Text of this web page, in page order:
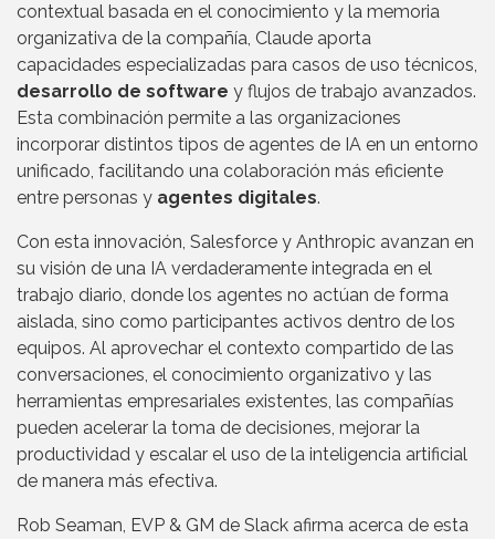
contextual basada en el conocimiento y la memoria
organizativa de la compañía, Claude aporta
capacidades especializadas para casos de uso técnicos,
desarrollo de software y flujos de trabajo avanzados.
Esta combinación permite a las organizaciones
incorporar distintos tipos de agentes de IA en un entorno
unificado, facilitando una colaboración más eficiente
entre personas y agentes digitales.
Con esta innovación, Salesforce y Anthropic avanzan en
su visión de una IA verdaderamente integrada en el
trabajo diario, donde los agentes no actúan de forma
aislada, sino como participantes activos dentro de los
equipos. Al aprovechar el contexto compartido de las
conversaciones, el conocimiento organizativo y las
herramientas empresariales existentes, las compañías
pueden acelerar la toma de decisiones, mejorar la
productividad y escalar el uso de la inteligencia artificial
de manera más efectiva.
Rob Seaman, EVP & GM de Slack afirma acerca de esta